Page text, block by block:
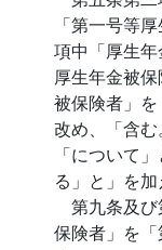
「第一号等
項中「厚生
厚生年金被
被保険者」
改め、「含
「について
る」と」を加
第九条及
保険者」を